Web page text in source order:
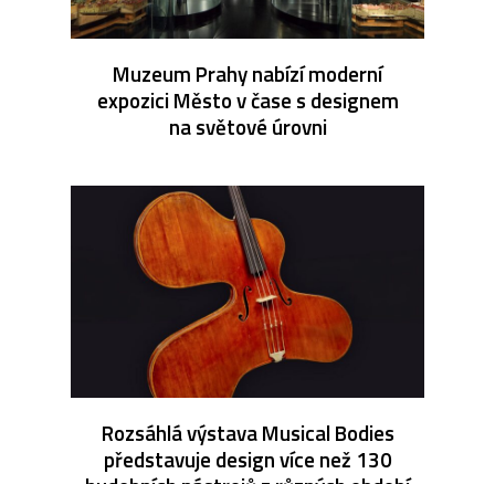
Muzeum Prahy nabízí moderní
expozici Město v čase s designem
na světové úrovni
Rozsáhlá výstava Musical Bodies
představuje design více než 130